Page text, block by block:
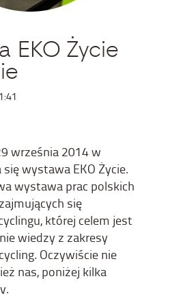
EKO Życie
września 2014 w
się wystawa EKO Życie.
wystawa prac polskich
się
której celem jest
wiedzy z zakresy
Oczywiście nie
nas, poniżej kilka